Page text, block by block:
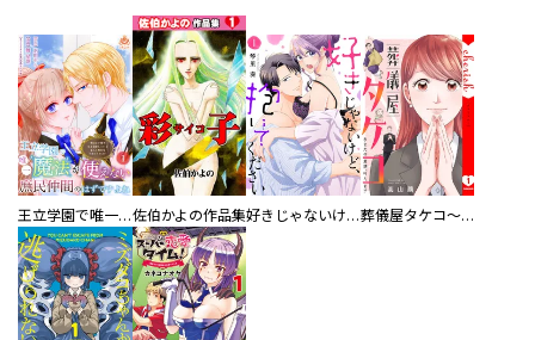
王立学園で唯一魔法が使えない庶民仲間のはずですよね～実は王子様で私を溺愛しているなんて告白はやめてください～佐伯かよの作品集 好きじゃないけど、抱いてください【電子単行本版／特典おまけ付き】 葬儀屋タケコ～あなたの最期、叶えます【電子単行本版】